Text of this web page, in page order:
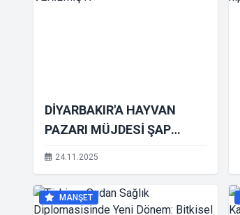
DİYARBAKIR'A HAYVAN
PAZARI MÜJDESİ ŞAP
NEDENİYLE ARA
24.11.2025
MANŞET